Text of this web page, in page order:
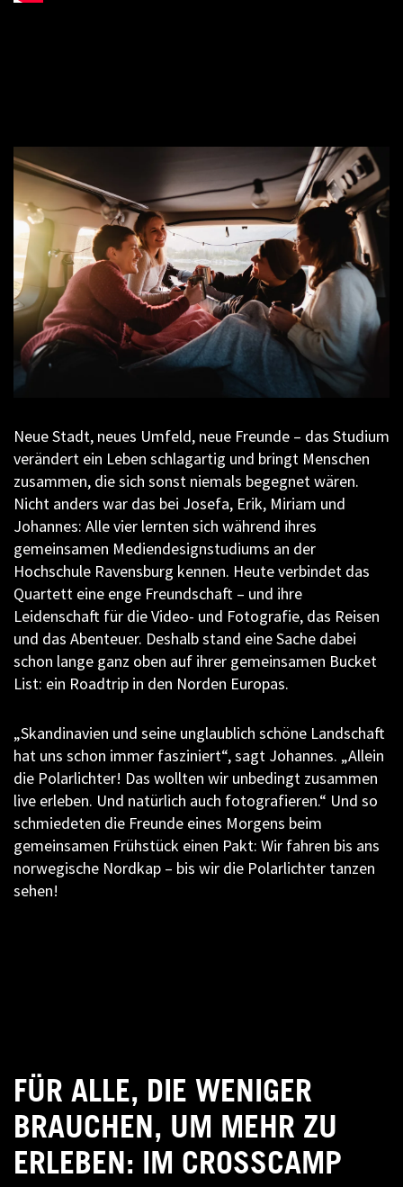
Neue Stadt, neues Umfeld, neue Freunde – das Studium
verändert ein Leben schlagartig und bringt Menschen
zusammen, die sich sonst niemals begegnet wären.
Nicht anders war das bei Josefa, Erik, Miriam und
Johannes: Alle vier lernten sich während ihres
gemeinsamen Mediendesignstudiums an der
Hochschule Ravensburg kennen. Heute verbindet das
Quartett eine enge Freundschaft – und ihre
Leidenschaft für die Video- und Fotografie, das Reisen
und das Abenteuer. Deshalb stand eine Sache dabei
schon lange ganz oben auf ihrer gemeinsamen Bucket
List: ein Roadtrip in den Norden Europas.
„Skandinavien und seine unglaublich schöne Landschaft
hat uns schon immer fasziniert“, sagt Johannes. „Allein
die Polarlichter! Das wollten wir unbedingt zusammen
live erleben. Und natürlich auch fotografieren.“ Und so
schmiedeten die Freunde eines Morgens beim
gemeinsamen Frühstück einen Pakt: Wir fahren bis ans
norwegische Nordkap – bis wir die Polarlichter tanzen
sehen!
FÜR ALLE, DIE WENIGER
BRAUCHEN, UM MEHR ZU
ERLEBEN: IM CROSSCAMP